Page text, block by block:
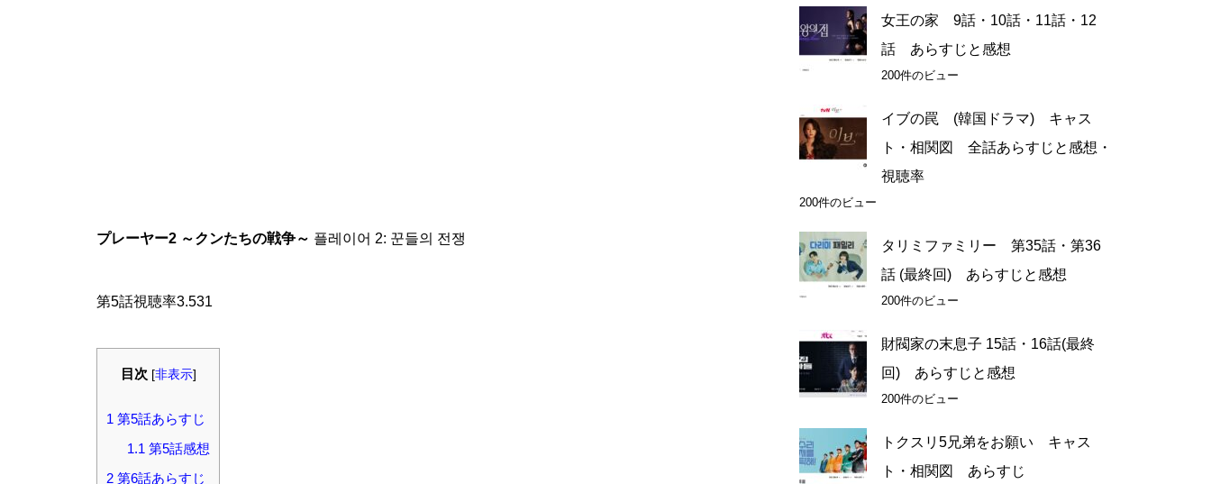
プレーヤー2 ～クンたちの戦争～ 플레이어 2: 꾼들의 전쟁
第5話視聴率3.531
目次 [非表示]
1 第5話あらすじ
1.1 第5話感想
2 第6話あらすじ
女王の家 9話・10話・11話・12
話 あらすじと感想
200件のビュー
イブの罠 (韓国ドラマ) キャス
ト・相関図 全話あらすじと感想・
視聴率
200件のビュー
タリミファミリー 第35話・第36
話 (最終回) あらすじと感想
200件のビュー
財閥家の末息子 15話・16話(最終
回) あらすじと感想
200件のビュー
トクスリ5兄弟をお願い キャス
ト・相関図 あらすじ